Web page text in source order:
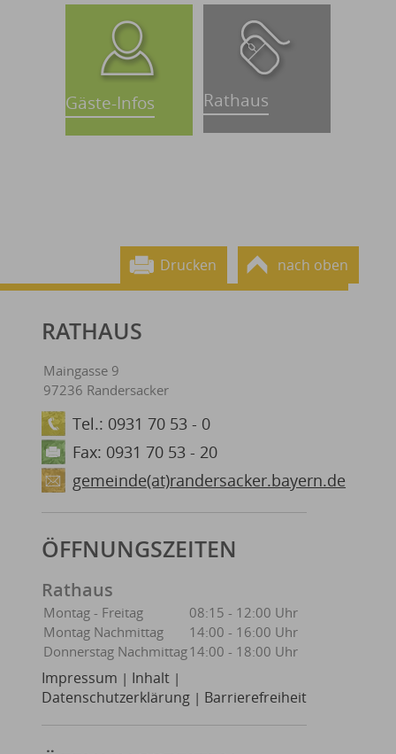
Gäste-Infos Rathaus
Drucken nach oben
RATHAUS
Maingasse 9
97236 Randersacker
Tel.: 0931 70 53 - 0
Fax: 0931 70 53 - 20
gemeinde(at)randersacker.bayern.de
ÖFFNUNGSZEITEN
Rathaus
Montag - Freitag
08:15 - 12:00 Uhr
Montag Nachmittag
14:00 - 16:00 Uhr
Donnerstag Nachmittag14:00 - 18:00 Uhr
Impressum | Inhalt |
Datenschutzerklärung | Barrierefreiheit